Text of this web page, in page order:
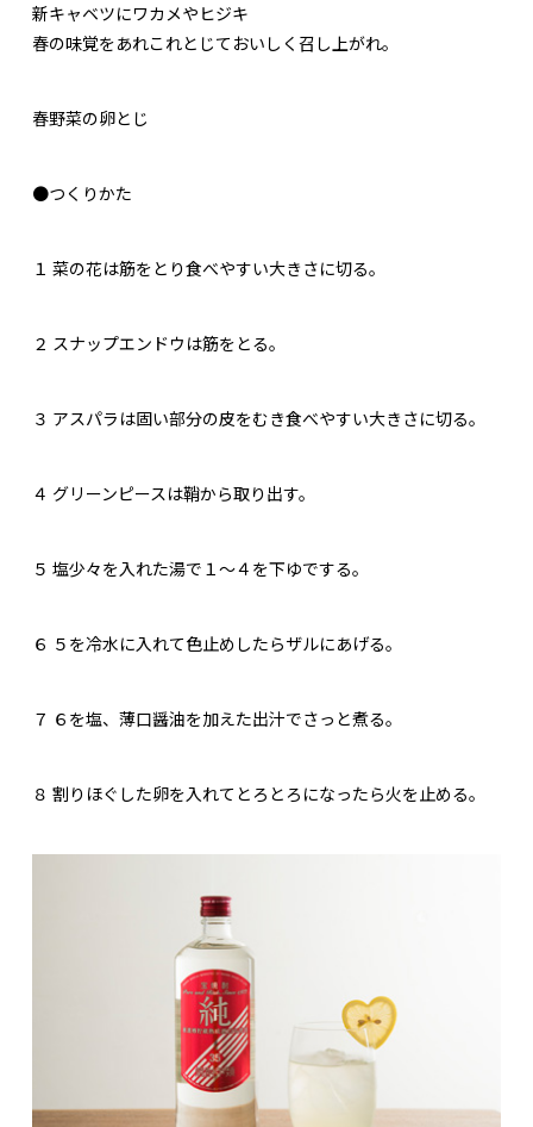
新キャベツにワカメやヒジキ
春の味覚をあれこれとじておいしく召し上がれ。
春野菜の卵とじ
●つくりかた
１ 菜の花は筋をとり食べやすい大きさに切る。
２ スナップエンドウは筋をとる。
３ アスパラは固い部分の皮をむき食べやすい大きさに切る。
４ グリーンピースは鞘から取り出す。
５ 塩少々を入れた湯で１～４を下ゆでする。
６ ５を冷水に入れて色止めしたらザルにあげる。
７ ６を塩、薄口醤油を加えた出汁でさっと煮る。
８ 割りほぐした卵を入れてとろとろになったら火を止める。